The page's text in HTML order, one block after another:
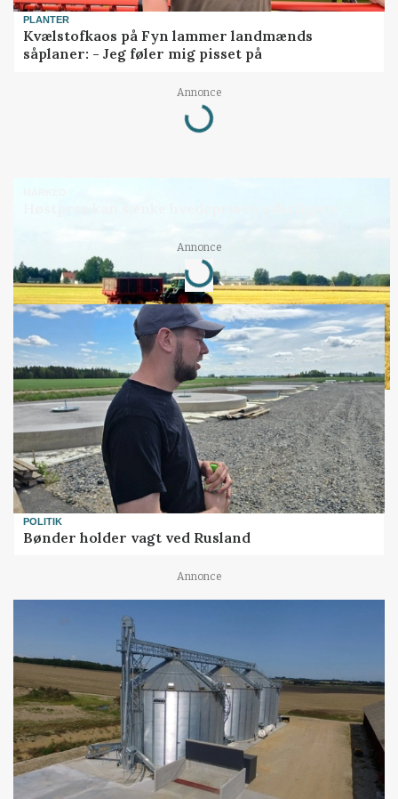
PLANTER
Kvælstofkaos på Fyn lammer landmænds
såplaner: - Jeg føler mig pisset på
Annonce
Loading...
Annonce
Loading...
POLITIK
Bønder holder vagt ved Rusland
Annonce